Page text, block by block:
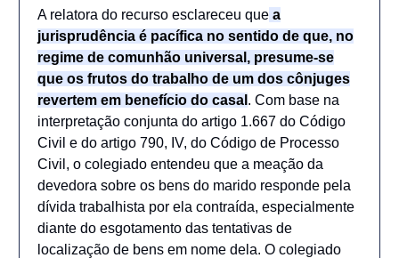
A relatora do recurso esclareceu que a
jurisprudência é pacífica no sentido de que, no
regime de comunhão universal, presume-se
que os frutos do trabalho de um dos cônjuges
revertem em benefício do casal . Com base na
interpretação conjunta do artigo 1.667 do Código
Civil e do artigo 790, IV, do Código de Processo
Civil, o colegiado entendeu que a meação da
devedora sobre os bens do marido responde pela
dívida trabalhista por ela contraída, especialmente
diante do esgotamento das tentativas de
localização de bens em nome dela. O colegiado